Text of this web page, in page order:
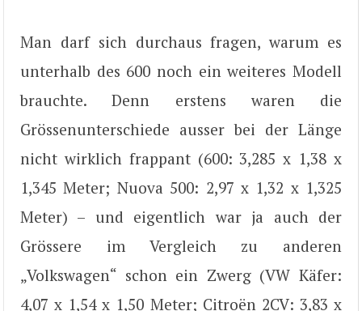
Man darf sich durchaus fragen, warum es
unterhalb des 600 noch ein weiteres Modell
brauchte. Denn erstens waren die
Grössenunterschiede ausser bei der Länge
nicht wirklich frappant (600: 3,285 x 1,38 x
1,345 Meter; Nuova 500: 2,97 x 1,32 x 1,325
Meter) – und eigentlich war ja auch der
Grössere im Vergleich zu anderen
„Volkswagen“ schon ein Zwerg (VW Käfer:
4,07 x 1,54 x 1,50 Meter; Citroën 2CV: 3,83 x